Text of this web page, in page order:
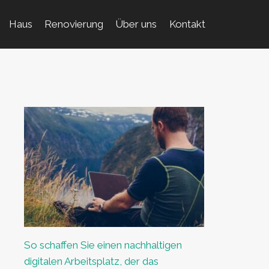
Haus Renovierung Über uns Kontakt
So schaffen Sie einen nachhaltigen
digitalen Arbeitsplatz, der das